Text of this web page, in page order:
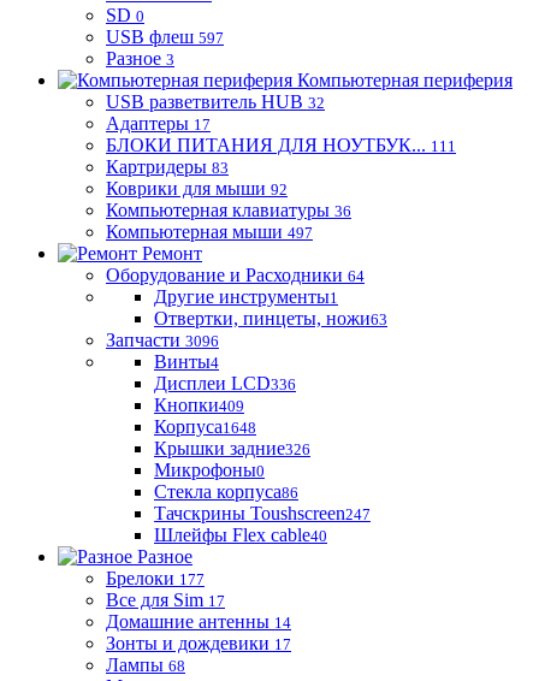
SD 0
USB флеш 597
Разное 3
Компьютерная периферия
USB разветвитель HUB 32
Адаптеры 17
БЛОКИ ПИТАНИЯ ДЛЯ НОУТБУК... 111
Картридеры 83
Коврики для мыши 92
Компьютерная клавиатуры 36
Компьютерная мыши 497
Ремонт
Оборудование и Расходники 64
Другие инструменты1
Отвертки, пинцеты, ножи63
Запчасти 3096
Винты4
Дисплеи LCD336
Кнопки409
Корпуса1648
Крышки задние326
Микрофоны0
Стекла корпуса86
Тачскрины Toushscreen247
Шлейфы Flex cable40
Разное
Брелоки 177
Все для Sim 17
Домашние антенны 14
Зонты и дождевики 17
Лампы 68